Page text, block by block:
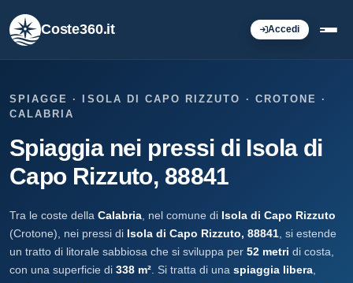
Coste360.it Accedi
SPIAGGE · ISOLA DI CAPO RIZZUTO · CROTONE ·
CALABRIA
Spiaggia nei pressi di Isola di
Capo Rizzuto, 88841
Tra le coste della Calabria , nel comune di Isola di Capo Rizzuto
(Crotone), nei pressi di Isola di Capo Rizzuto, 88841 , si estende
un tratto di litorale sabbiosa che si sviluppa per 52 metri di costa,
con una superficie di 338 m² . Si tratta di una spiaggia libera